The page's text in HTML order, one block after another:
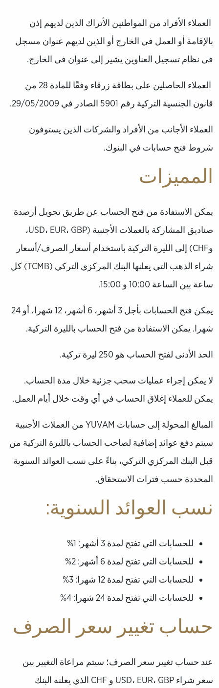
العملاء الأفراد من المواطنين الأتراك الذين لديهم إذن
بالإقامة أو العمل في الخارج أو الذين لديهم عنوان مسجل
في نظام تسجيل العناوين يشير إلى عنوان في الخارج.
العملاء الحاصلين على بطاقة زرقاء وفقًا للمادة 28 من
قانون الجنسية التركية رقم 5901 الصادر في 29/05/2009.
العملاء الأجانب من الأفراد والشركات الذين يستوفون
شروط فتح حسابات في البنوك.
المميزات
يمكن الاستفادة من فتح الحساب عن طريق تحويل أرصدة
صناديق المشاركة بالعملات الأجنبية (USD، EUR، GBP،
وCHF) إلى الليرة التركية باستخدام أسعار الصرف/أسعار
شراء الذهب التي يعلنها البنك المركزي التركي (TCMB) كل
ساعة بين الساعة 10:00 و 15:00.
يمكن فتح الحسابات بأجل 3 أشهر، 6 أشهر، 12 شهرا، أو 24
شهرا. يمكن الاستفادة من فتح الحساب بالليرة التركية.
الحد الأدنى لفتح الحساب هو 250 ليرة تركية.
لا يمكن إجراء عمليات سحب جزئية خلال مدة الحساب.
يمكن للعملاء إغلاق الحساب في أي وقت خلال أيام العمل.
المبالغ المحولة إلى حسابات YUVAM من العملات الأجنبية
سيتم دفع عوائد إضافية لصاحب الحساب بالليرة التركية من
قبل البنك المركزي التركي، بناءً على نسب العوائد السنوية
المحددة حسب فترات الاستحقاق.
نسب العوائد السنوية:
للحسابات التي تفتح لمدة 3 أشهر: 1%
للحسابات التي تفتح لمدة 6 أشهر: 2%
للحسابات التي تفتح لمدة 12 شهرا: 3%
للحسابات التي تفتح لمدة 24 شهرا: 4%
حساب تغيير سعر الصرف
عند حساب تغيير سعر الصرف؛ سيتم مراعاة التغيير بين
سعر شراء USD، EUR، GBP و CHF الذي يعلنه البنك